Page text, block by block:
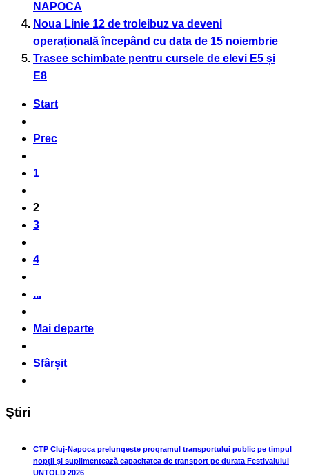
NAPOCA
Noua Linie 12 de troleibuz va deveni
operațională începând cu data de 15 noiembrie
Trasee schimbate pentru cursele de elevi E5 și
E8
Start
Prec
1
2
3
4
...
Mai departe
Sfârșit
Ştiri
CTP Cluj-Napoca prelungește programul transportului public pe timpul
nopții și suplimentează capacitatea de transport pe durata Festivalului
UNTOLD 2026